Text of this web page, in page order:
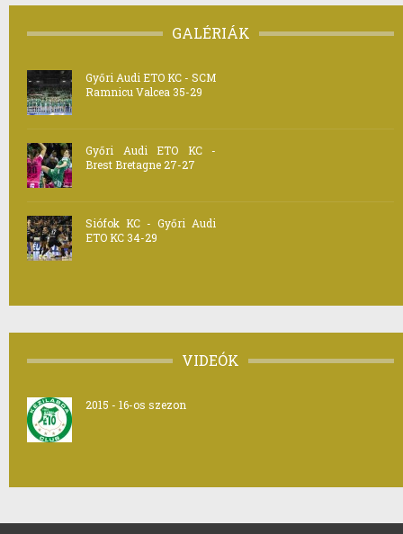
GALÉRIÁK
Győri Audi ETO KC - SCM
Ramnicu Valcea 35-29
Győri Audi ETO KC -
Brest Bretagne 27-27
Siófok KC - Győri Audi
ETO KC 34-29
VIDEÓK
2015 - 16-os szezon